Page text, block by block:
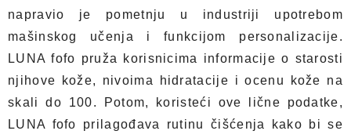
napravio je pometnju u industriji upotrebom
mašinskog učenja i funkcijom personalizacije.
LUNA fofo pruža korisnicima informacije o starosti
njihove kože, nivoima hidratacije i ocenu kože na
skali do 100. Potom, koristeći ove lične podatke,
LUNA fofo prilagođava rutinu čišćenja kako bi se